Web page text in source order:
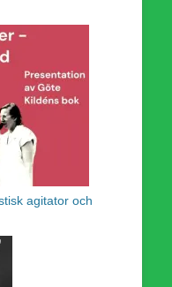
agitator och